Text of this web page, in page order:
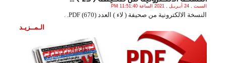
السبت , 24 أبـريـل , 2021 الساعة 11:51:40 PM
النسخة الالكترونية من صحيفة ( لاء ) العدد (670) PDF. .
الـمــزيـد